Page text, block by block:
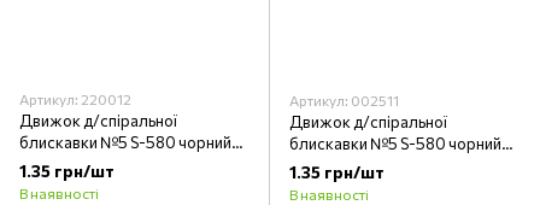
Артикул: 220012
Движок д/спіральної
блискавки №5 S-580 чорний
N/L ZIP
1.35 грн/шт
В наявності
Артикул: 002511
Движок д/спіральної
блискавки №5 S-580 чорний
A/L ZIP
1.35 грн/шт
В наявності